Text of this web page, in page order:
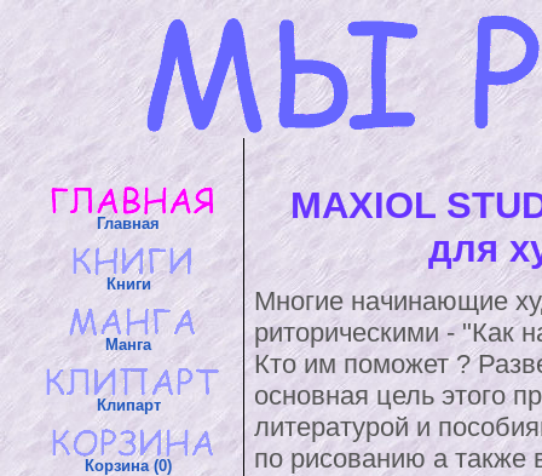
Главная
Книги
Манга
Клипарт
Корзина (0)
MAXIOL
для
Многие начинающие
риторическими - "Как
Кто им поможет ?
основная цель этого
литературой и
по рисованию а также